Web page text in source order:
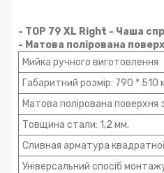
- TOP 79 XL Right - Чаша
- Матова полірована
Мийка ручного виготовлення
Габаритний розмір: 790 * 510
Матова полірована поверхня
Товщина стали: 1,2 мм.
Сливная арматура
Універсальний спосіб